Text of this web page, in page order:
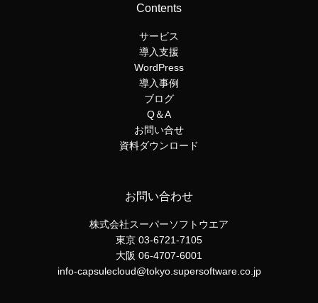
Contents
サービス
導入支援
WordPress
導入事例
ブログ
Q＆A
お問い合せ
資料ダウンロード
お問い合わせ
株式会社スーパーソフトウエア
東京 03-6721-7105
大阪 06-4707-6001
info-capsulecloud@tokyo.supersoftware.co.jp